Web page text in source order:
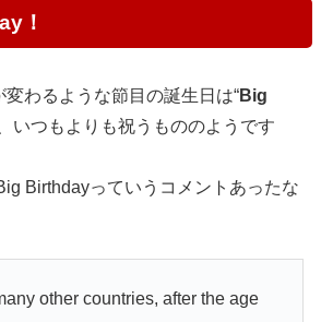
！
わるような節目の誕生日は“Big
いつもよりも祝うもののようです
Birthdayっていうコメントあったな
other countries, after the age